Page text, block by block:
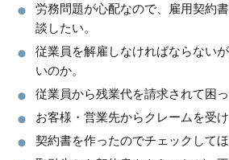
労務問題が心配なので、雇用契約
談したい。
従業員を解雇しなければならない
いのか。
従業員から残業代を請求されて困っ
お客様・営業先からクレームを受け
契約書を作ったのでチェックしてほ